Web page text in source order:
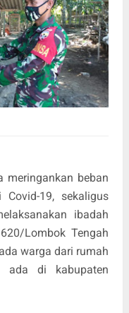
meringankan beban
19, sekaligus
ibadah
Lombok Tengah
warga dari rumah
ada di kabupaten